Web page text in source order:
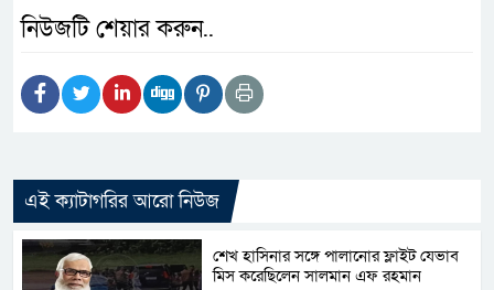
নিউজটি শেয়ার করুন..
এই ক্যাটাগরির আরো নিউজ
শেখ হাসিনার সঙ্গে পালানোর ফ্লাইট যেভাব
মিস করেছিলেন সালমান এফ রহমান